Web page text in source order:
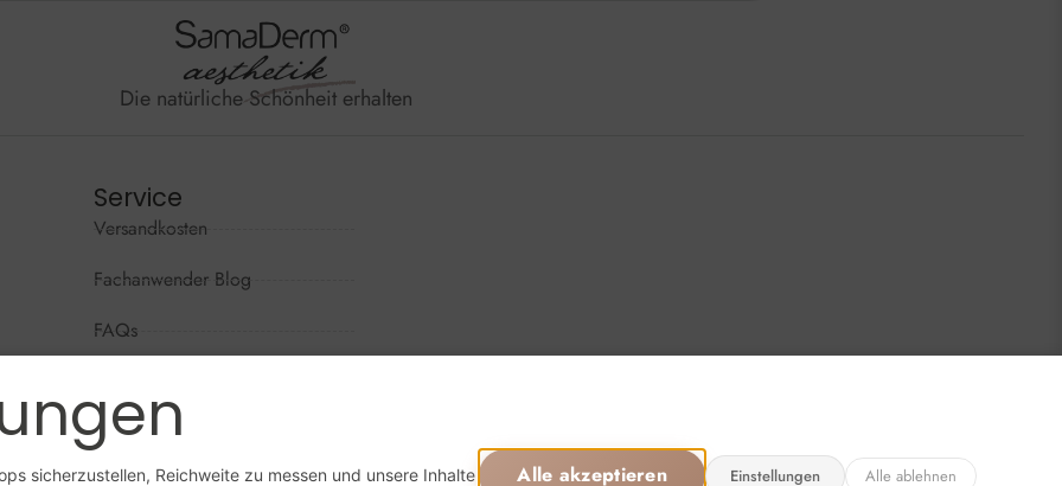
Die natürliche Schönheit erhalten
Service
Versandkosten
Fachanwender Blog
FAQs
Widerrufsrecht
sicherzustellen, Reichweite zu messen und unsere Inhalte Alle akzeptieren Einstellungen Alle ablehnen